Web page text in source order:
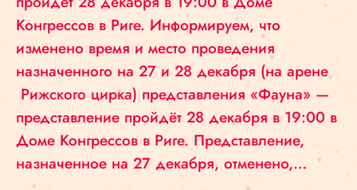
Конгрессов в Риге. Информируем, что
изменено время и место проведения
назначенного на 27 и 28 декабря (на арене
Рижского цирка) представления «Фауна» —
представление пройдёт 28 декабря в 19:00 в
Доме Конгрессов в Риге. Представление,
назначенное на 27 декабря, отменено,…